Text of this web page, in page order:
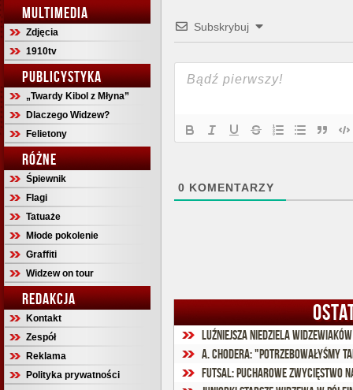
MULTIMEDIA
Zdjęcia
1910tv
PUBLICYSTYKA
„Twardy Kibol z Młyna”
Dlaczego Widzew?
Felietony
RÓŻNE
Śpiewnik
Flagi
Tatuaże
Młode pokolenie
Graffiti
Widzew on tour
REDAKCJA
Kontakt
Zespół
Reklama
Polityka prywatności
Subskrybuj
0 KOMENTARZY
Luźniejsza niedziela
A. Chodera: "Potrzebowałyśmy
Futsal: Pucharowe zwycięstwo